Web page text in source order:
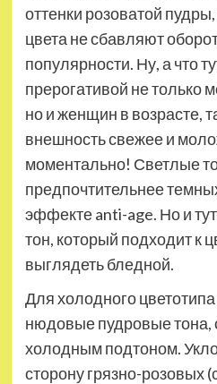
оттенки розоватой
цвета не сбавляют
популярности. Ну, а что
прерогативой не только
но и женщин в возрасте,
внешность свежее и
моментально! Светлые
предпочтительнее
эффекте anti-age. Но и
тон, который подходит к
выглядеть бледной.
Для холодного
нюдовые пудровые тона,
холодным подтоном.
сторону грязно-розовых